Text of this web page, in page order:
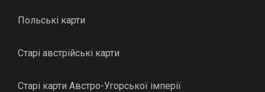
Польські карти
Старі австрійські карти
Старі карти Австро-Угорської імперії